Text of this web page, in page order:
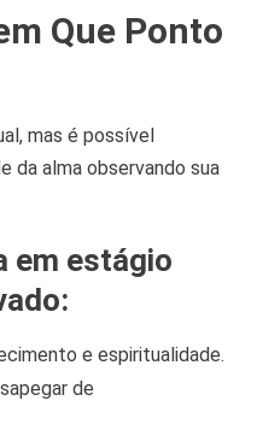
Que Ponto
mas é possível
da alma observando sua
em estágio
e espiritualidade.
de